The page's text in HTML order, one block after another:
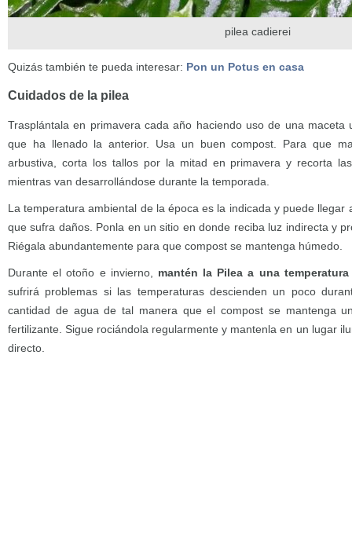
pilea cadierei
Quizás también te pueda interesar: Pon un Potus en casa
Cuidados de la pilea
Trasplántala en primavera cada año haciendo uso de una maceta
que ha llenado la anterior. Usa un buen compost. Para que
arbustiva, corta los tallos por la mitad en primavera y recorta
mientras van desarrollándose durante la temporada.
La temperatura ambiental de la época es la indicada y puede llegar
que sufra daños. Ponla en un sitio en donde reciba luz indirecta y
Riégala abundantemente para que compost se mantenga húmedo.
Durante el otoño e invierno, mantén la Pilea a una
sufrirá problemas si las temperaturas descienden un poco
cantidad de agua de tal manera que el compost se mantenga
fertilizante. Sigue rociándola regularmente y mantenla en un lugar
directo.